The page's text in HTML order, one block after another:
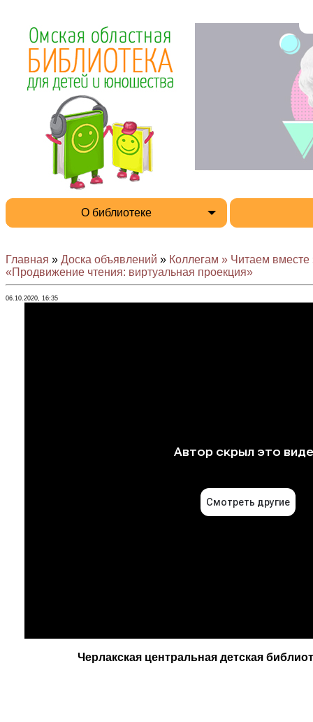
О библиотеке
Главная » Доска объявлений » Коллегам » Читаем
«Продвижение чтения: виртуальная проекция»
06.10.2020, 16:35
Черлакская центральная детская